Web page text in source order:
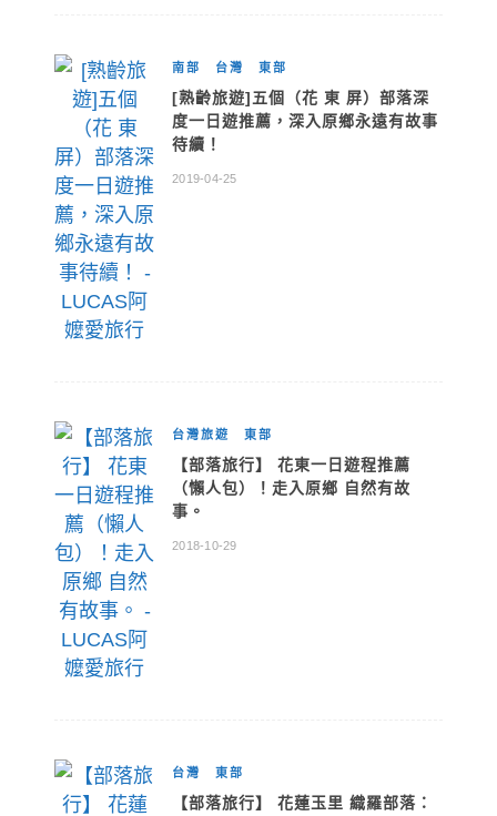
南部 台灣 東部
[熟齡旅遊]五個（花 東 屏）部落深
度一日遊推薦，深入原鄉永遠有故事
待續！
2019-04-25
台灣旅遊 東部
【部落旅行】 花東一日遊程推薦
（懶人包）！走入原鄉 自然有故
事。
2018-10-29
台灣 東部
【部落旅行】 花蓮玉里 織羅部落：